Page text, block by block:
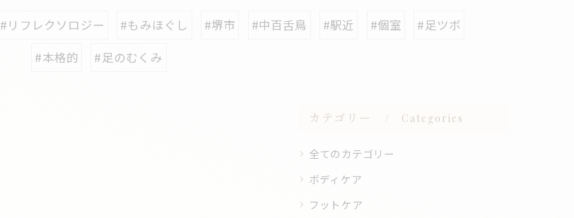
#リフレクソロジー #もみほぐし #堺市 #中百舌鳥 #駅近 #個室
#足ツボ
#本格的
#足のむくみ
カテゴリー Categories
全てのカテゴリー
ボディケア
フットケア